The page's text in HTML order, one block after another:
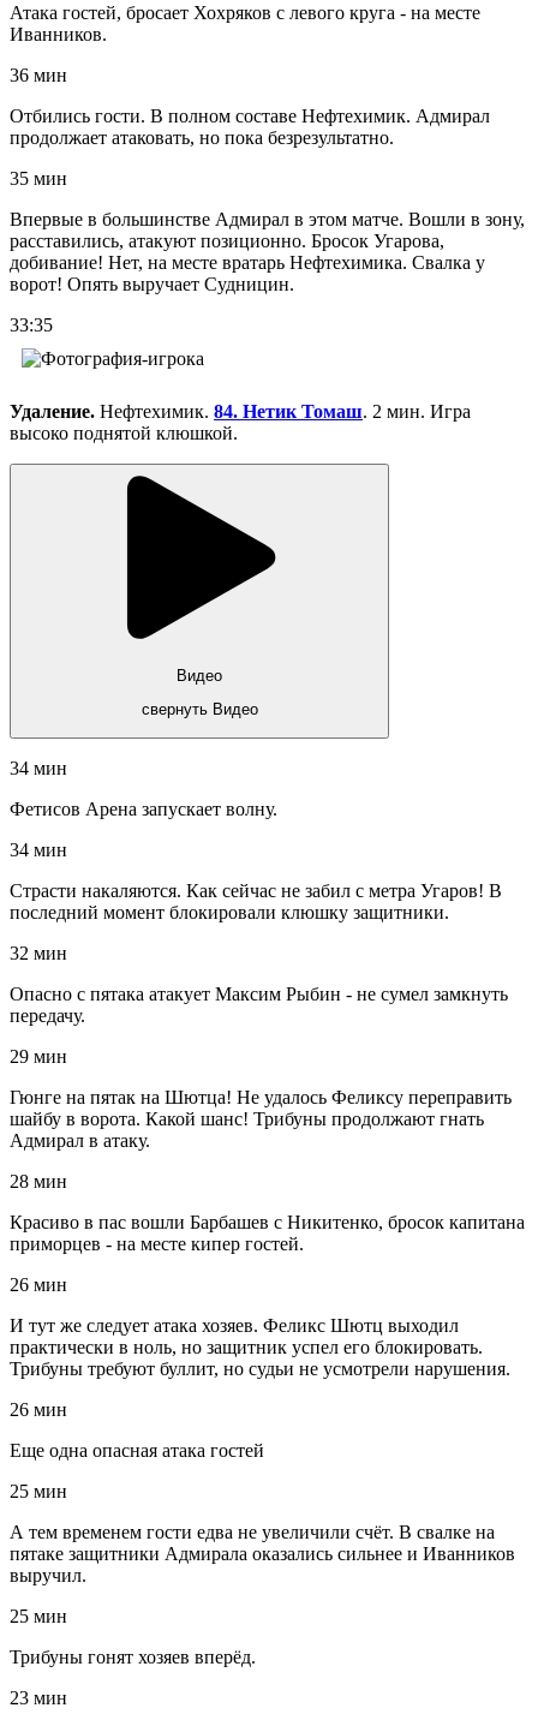
Атака гостей, бросает Хохряков с левого круга - на месте
Иванников.
36 мин
Отбились гости. В полном составе Нефтехимик. Адмирал
продолжает атаковать, но пока безрезультатно.
35 мин
Впервые в большинстве Адмирал в этом матче. Вошли в зону,
расставились, атакуют позиционно. Бросок Угарова,
добивание! Нет, на месте вратарь Нефтехимика. Свалка у
ворот! Опять выручает Судницин.
33:35
Удаление. Нефтехимик. 84. Нетик Томаш. 2 мин. Игра
высоко поднятой клюшкой.
Видео
свернуть Видео
34 мин
Фетисов Арена запускает волну.
34 мин
Страсти накаляются. Как сейчас не забил с метра Угаров! В
последний момент блокировали клюшку защитники.
32 мин
Опасно с пятака атакует Максим Рыбин - не сумел замкнуть
передачу.
29 мин
Гюнге на пятак на Шютца! Не удалось Феликсу переправить
шайбу в ворота. Какой шанс! Трибуны продолжают гнать
Адмирал в атаку.
28 мин
Красиво в пас вошли Барбашев с Никитенко, бросок капитана
приморцев - на месте кипер гостей.
26 мин
И тут же следует атака хозяев. Феликс Шютц выходил
практически в ноль, но защитник успел его блокировать.
Трибуны требуют буллит, но судьи не усмотрели нарушения.
26 мин
Еще одна опасная атака гостей
25 мин
А тем временем гости едва не увеличили счёт. В свалке на
пятаке защитники Адмирала оказались сильнее и Иванников
выручил.
25 мин
Трибуны гонят хозяев вперёд.
23 мин